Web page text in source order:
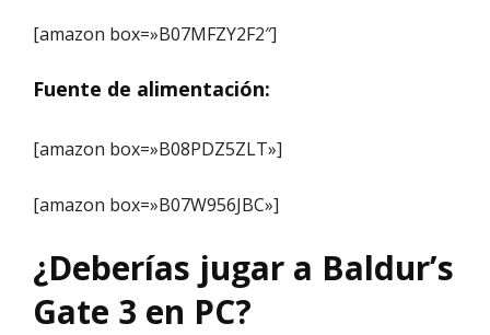
[amazon box=»B07MFZY2F2″]
Fuente de alimentación:
[amazon box=»B08PDZ5ZLT»]
[amazon box=»B07W956JBC»]
¿Deberías jugar a Baldur’s
Gate 3 en PC?